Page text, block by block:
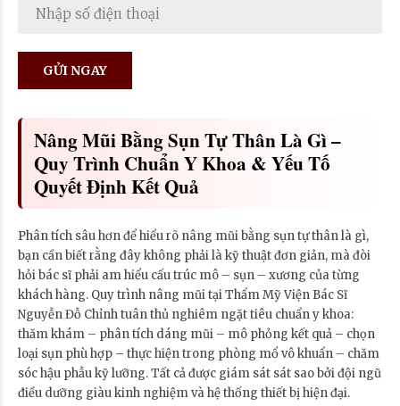
Nâng Mũi Bằng Sụn Tự Thân Là Gì –
Quy Trình Chuẩn Y Khoa & Yếu Tố
Quyết Định Kết Quả
Phân tích sâu hơn để hiểu rõ nâng mũi bằng sụn tự thân là gì,
bạn cần biết rằng đây không phải là kỹ thuật đơn giản, mà đòi
hỏi bác sĩ phải am hiểu cấu trúc mô – sụn – xương của từng
khách hàng. Quy trình nâng mũi tại Thẩm Mỹ Viện Bác Sĩ
Nguyễn Đỗ Chỉnh tuân thủ nghiêm ngặt tiêu chuẩn y khoa:
thăm khám – phân tích dáng mũi – mô phỏng kết quả – chọn
loại sụn phù hợp – thực hiện trong phòng mổ vô khuẩn – chăm
sóc hậu phẫu kỹ lưỡng. Tất cả được giám sát sát sao bởi đội ngũ
điều dưỡng giàu kinh nghiệm và hệ thống thiết bị hiện đại.